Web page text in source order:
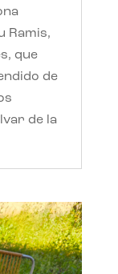
Ramis,
que
de
de la